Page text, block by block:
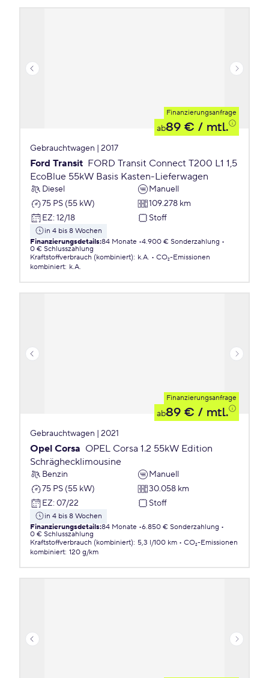
Finanzierungsanfrage
ab89 € / mtl.
Gebrauchtwagen | 2017
Ford Transit FORD Transit Connect T200 L1 1,5
EcoBlue 55kW Basis Kasten-Lieferwagen
Diesel
Manuell
75 PS (55 kW)
109.278 km
EZ: 12/18 Stoff
in 4 bis 8 Wochen
Finanzierungsdetails:84 Monate 4.900 € Sonderzahlung
0 € Schlusszahlung
Kraftstoffverbrauch (kombiniert): k.A.
CO₂-Emissionen
kombiniert: k.A.
Finanzierungsanfrage
ab89 € / mtl.
Gebrauchtwagen | 2021
Opel Corsa OPEL Corsa 1.2 55kW Edition
Schräghecklimousine
Benzin
Manuell
75 PS (55 kW)
30.058 km
EZ: 07/22 Stoff
in 4 bis 8 Wochen
Finanzierungsdetails:84 Monate 6.850 € Sonderzahlung
0 € Schlusszahlung
Kraftstoffverbrauch (kombiniert): 5,3 l/100 km
CO₂-Emissionen
kombiniert: 120 g/km